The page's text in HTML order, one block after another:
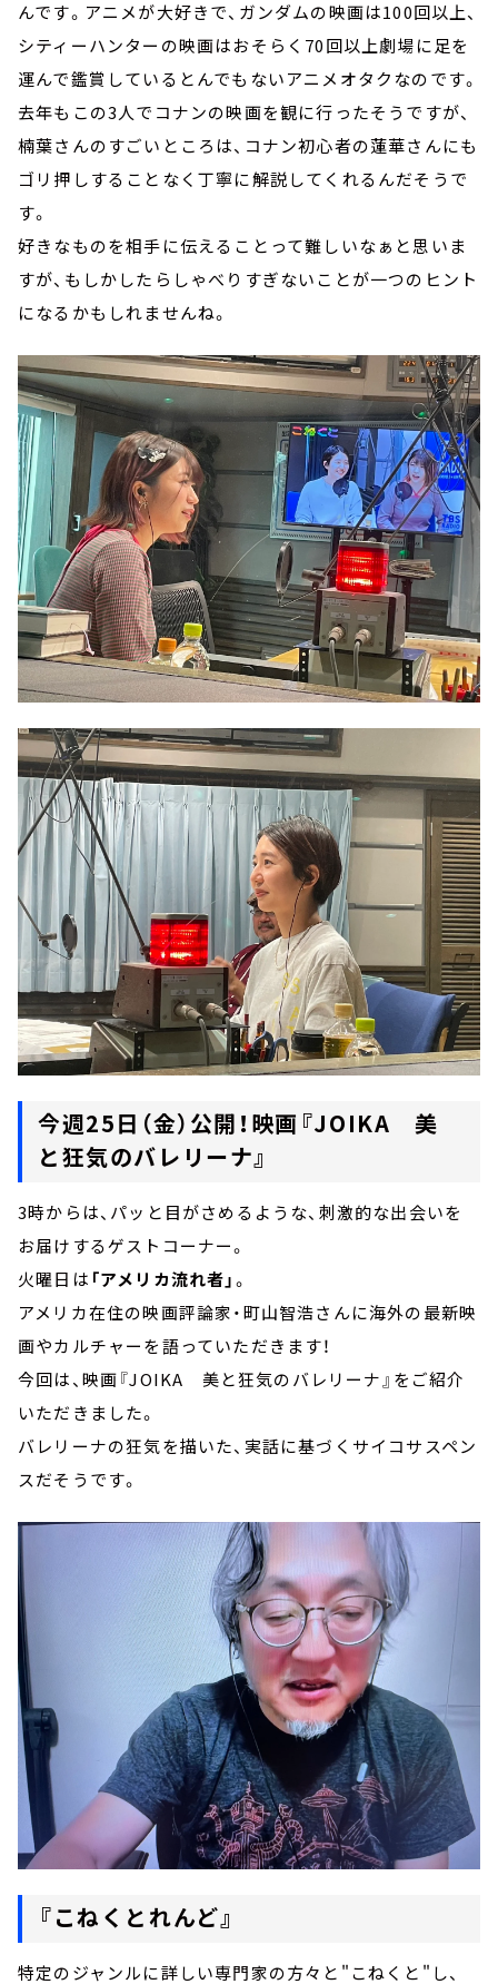
んです。アニメが大好きで、ガンダムの映画は100回以上、
シティーハンターの映画はおそらく70回以上劇場に足を
運んで鑑賞しているとんでもないアニメオタクなのです。
去年もこの3人でコナンの映画を観に行ったそうですが、
楠葉さんのすごいところは、コナン初心者の蓮華さんにも
ゴリ押しすることなく丁寧に解説してくれるんだそうで
す。
好きなものを相手に伝えることって難しいなぁと思いま
すが、もしかしたらしゃべりすぎないことが一つのヒント
になるかもしれませんね。
今週25日（金）公開！映画『JOIKA 美
と狂気のバレリーナ』
3時からは、パッと目がさめるような、刺激的な出会いを
お届けするゲストコーナー。
火曜日は 「アメリカ流れ者」。
アメリカ在住の映画評論家・町山智浩さんに海外の最新映
画やカルチャーを語っていただきます！
今回は、映画『JOIKA 美と狂気のバレリーナ』をご紹介
いただきました。
バレリーナの狂気を描いた、実話に基づくサイコサスペン
スだそうです。
『こねくとれんど』
特定のジャンルに詳しい専門家の方々と"こねくと"し、